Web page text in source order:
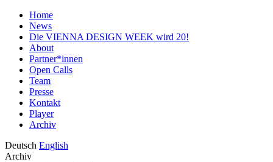
Home
News
Die VIENNA DESIGN WEEK wird 20!
About
Partner*innen
Open Calls
Team
Presse
Kontakt
Player
Archiv
Deutsch English
Archiv